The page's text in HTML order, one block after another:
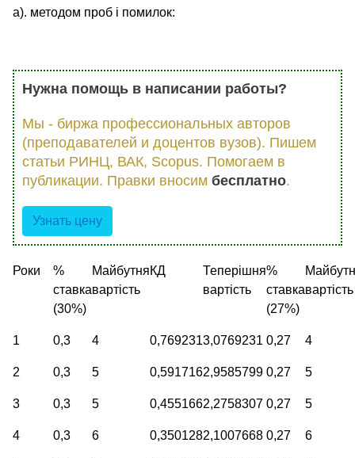
а). методом проб і помилок:
Нужна помощь в написании работы?
Мы - биржа профессиональных авторов
(преподавателей и доцентов вузов). Пишем
статьи РИНЦ, ВАК, Scopus. Помогаем в
публикации. Правки вносим бесплатно.
Узнать цену
Роки
%
ставка
(30%)
Майбутня
вартість
КД
Теперішня
вартість
%
ставка
(27%)
вартість
1 0,3 4 0,7692313,0769231 0,27 4
2 0,3 5 0,5917162,9585799 0,27 5
3 0,3 5 0,4551662,2758307 0,27 5
4 0,3 6 0,3501282,1007668 0,27 6